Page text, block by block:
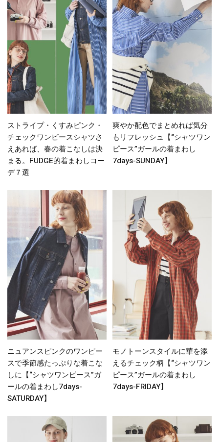
ストライプ・くすみピンク・
チェックワンピースシャツさ
えあれば、春の着こなしは決
まる。FUDGE的着まわしコー
デ７選
爽やか配色でまとめれば気分
もリフレッシュ【“シャツワン
ピース”ガールの着まわし
7days-SUNDAY】
ニュアンスピンクのワンピー
スで季節感たっぷりな着こな
しに【“シャツワンピース”ガ
ールの着まわし7days-
SATURDAY】
モノトーンスタイルに華を添
えるチェック柄【“シャツワン
ピース”ガールの着まわし
7days-FRIDAY】